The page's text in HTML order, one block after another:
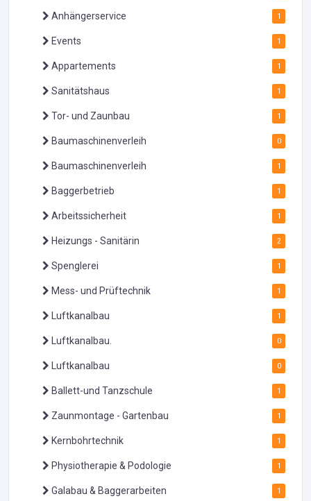
Anhängerservice 1
Events 1
Appartements 1
Sanitätshaus 1
Tor- und Zaunbau 1
Baumaschinenverleih 0
Baumaschinenverleih 1
Baggerbetrieb 1
Arbeitssicherheit 1
Heizungs - Sanitärin 2
Spenglerei 1
Mess- und Prüftechnik 1
Luftkanalbau 1
Luftkanalbau. 0
Luftkanalbau 0
Ballett-und Tanzschule 1
Zaunmontage - Gartenbau 1
Kernbohrtechnik 1
Physiotherapie & Podologie 1
Galabau & Baggerarbeiten 1